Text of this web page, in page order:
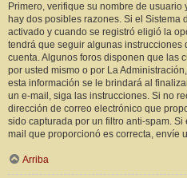
Primero, verifique su nombre de usuario
hay dos posibles razones. Si el Sistema
activado y cuando se registró eligió la
tendrá que seguir algunas instrucciones
cuenta. Algunos foros disponen que las
por usted mismo o por La
esta información se le brindará al
un e-mail, siga las instrucciones. Si no
dirección de correo electrónico que
sido capturada por un filtro anti-spam.
mail que proporcionó es correcta, envíe
Arriba